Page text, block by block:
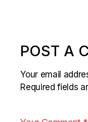
POST A
Your email
Required fields